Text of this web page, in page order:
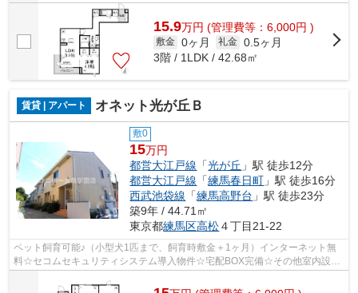
15.9万円 (管理費等：6,000円 )
敷金 0ヶ月 礼金 0.5ヶ月
3階 / 1LDK / 42.68㎡
賃貸 | アパート オネット光が丘Ｂ
敷0
15万円
都営大江戸線 「光が丘 」駅 徒歩12分
都営大江戸線 「練馬春日町 」駅 徒歩16分
西武池袋線 「練馬高野台 」駅 徒歩23分
築9年 / 44.71㎡
東京都練馬区高松４丁目21-22
ペット飼育可能♪（小型犬1匹まで、飼育時敷金＋1ヶ月）インターネット無
料☆セコムセキュリティシステム導入物件☆宅配BOX完備☆その他室内設備
も充実の物件です！